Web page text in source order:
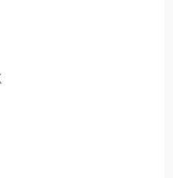
5 z 5 hviezdičiek.
5 z 5 hviezdičiek.
5 z 5 hviezdičiek.